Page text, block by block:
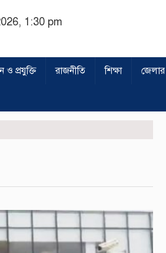
1:30 pm
ও প্রযুক্তি রাজনীতি শিক্ষা